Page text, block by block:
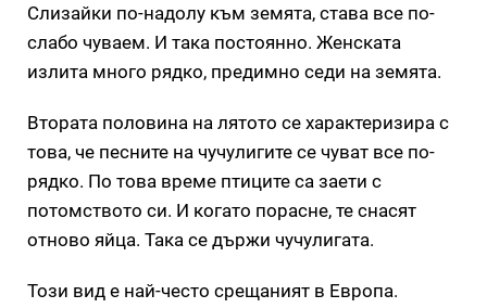
Слизайки по-надолу към земята, става все по-
слабо чуваем. И така постоянно. Женската
излита много рядко, предимно седи на земята.
Втората половина на лятото се характеризира с
това, че песните на чучулигите се чуват все по-
рядко. По това време птиците са заети с
потомството си. И когато порасне, те снасят
отново яйца. Така се държи чучулигата.
Този вид е най-често срещаният в Европа.